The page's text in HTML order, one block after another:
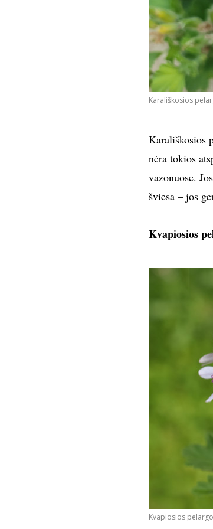
Karališkosios
Karališkosios
nėra tokios
vazonuose.
šviesa – jos
Kvapiosios
Kvapiosios